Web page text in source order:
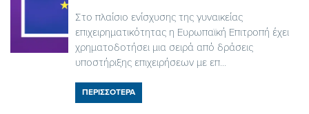
Στο πλαίσιο ενίσχυσης της γυναικείας
επιχειρηματικότητας η Ευρωπαϊκή Επιτροπή έχει
χρηματοδοτήσει μια σειρά από δράσεις
υποστήριξης επιχειρήσεων με επ...
ΠΕΡΙΣΣΟΤΕΡΑ